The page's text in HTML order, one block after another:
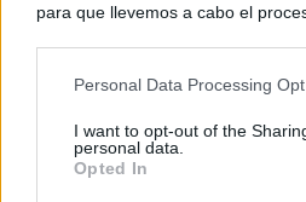
para que llevemos a cabo el
negar su consentimiento. Tenga
de su consentimiento, pero usted
rechazar tal procesamiento. Sus
Personal Data Processing
I want to opt-out of the
personal data.
Opted In